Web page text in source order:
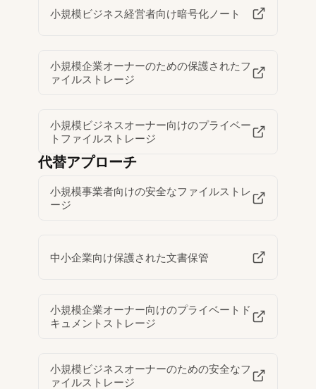
小規模ビジネス経営者向け暗号化ノート
小規模企業オーナーのための保護されたフ
ァイルストレージ
小規模ビジネスオーナー向けのプライベー
トファイルストレージ
代替アプローチ
小規模事業者向けの安全なファイルストレ
ージ
中小企業向け保護された文書保管
小規模企業オーナー向けのプライベートド
キュメントストレージ
小規模ビジネスオーナーのための安全なフ
ァイルストレージ